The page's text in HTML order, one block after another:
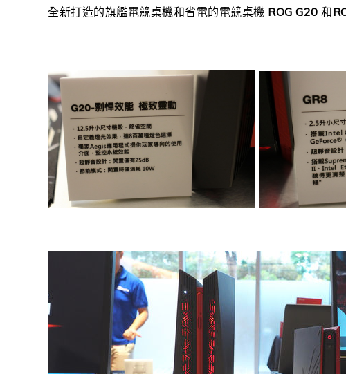
全新打造的旗艦電競桌機和省電的電競桌機 ROG G20 和